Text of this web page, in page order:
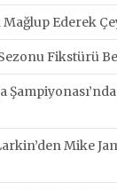
Mağlup Ederek
Fikstürü
Mike